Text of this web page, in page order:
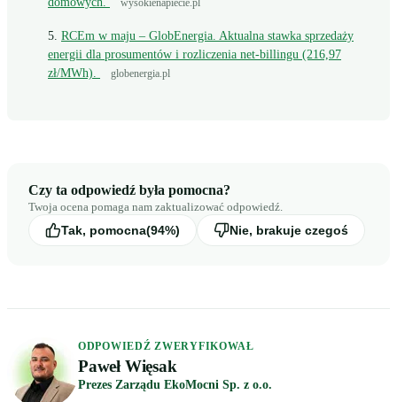
wysokienapiecie.pl
RCEm w maju – GlobEnergia. Aktualna stawka sprzedaży
energii dla prosumentów i rozliczenia net-billingu (216,97
zł/MWh).
globenergia.pl
Czy ta odpowiedź była pomocna?
Twoja ocena pomaga nam zaktualizować odpowiedź.
Tak, pomocna(94%) Nie, brakuje czegoś
ODPOWIEDŹ ZWERYFIKOWAŁ
Paweł Więsak
Prezes Zarządu EkoMocni Sp. z o.o.